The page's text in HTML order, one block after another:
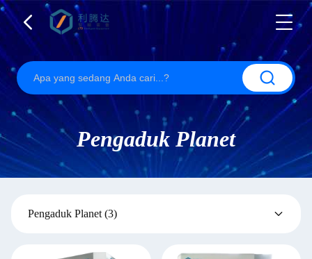
Pengaduk Planet
Pengaduk Planet (3)